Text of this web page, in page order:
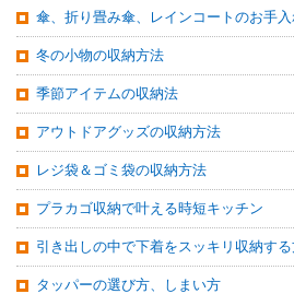
傘、折り畳み傘、レインコートのお手
冬の小物の収納方法
季節アイテムの収納法
アウトドアグッズの収納方法
レジ袋＆ゴミ袋の収納方法
プラカゴ収納で叶える時短キッチン
引き出しの中で下着をスッキリ収納す
タッパーの選び方、しまい方